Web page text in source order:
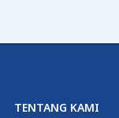
TENTANG KAMI